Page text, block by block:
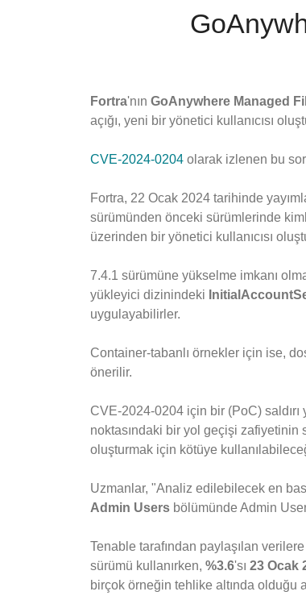
Fortra'nın GoAnywhere Managed
açığı, yeni bir yönetici kullanıcısı
CVE-2024-0204 olarak izlenen bu
Fortra, 22 Ocak 2024 tarihinde
sürümünden önceki sürümlerinde
üzerinden bir yönetici kullanıcısı
7.4.1 sürümüne yükselme imkanı
yükleyici dizinindeki
uygulayabilirler.
Container-tabanlı örnekler için ise,
önerilir.
CVE-2024-0204 için bir (PoC)
noktasındaki bir yol geçişi zafiyetinin
oluşturmak için kötüye
Uzmanlar, "Analiz edilebilecek en
Admin Users bölümünde Admin
Tenable tarafından paylaşılan
sürümü kullanırken, %3.6'sı 23 Ocak
birçok örneğin tehlike altında olduğu